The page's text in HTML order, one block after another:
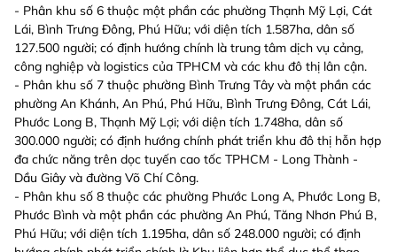
- Phân khu số 6 thuộc một phần các phường Thạnh Mỹ Lợi, Cát
Lái, Bình Trưng Đông, Phú Hữu; với diện tích 1.587ha, dân số
127.500 người; có định hướng chính là trung tâm dịch vụ cảng,
công nghiệp và logistics của TPHCM và các khu đô thị lân cận.
- Phân khu số 7 thuộc phường Bình Trưng Tây và một phần các
phường An Khánh, An Phú, Phú Hữu, Bình Trưng Đông, Cát Lái,
Phước Long B, Thạnh Mỹ Lợi; với diện tích 1.748ha, dân số
300.000 người; có định hướng chính phát triển khu đô thị hỗn hợp
đa chức năng trên dọc tuyến cao tốc TPHCM - Long Thành -
Dầu Giây và đường Võ Chí Công.
- Phân khu số 8 thuộc các phường Phước Long A, Phước Long B,
Phước Bình và một phần các phường An Phú, Tăng Nhơn Phú B,
Phú Hữu; với diện tích 1.195ha, dân số 248.000 người; có định